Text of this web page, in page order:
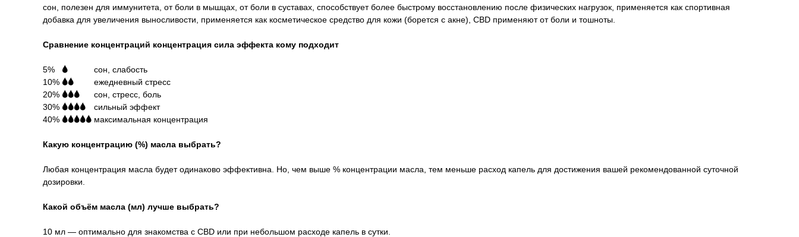
сон, полезен для иммунитета, от боли в мышцах, от боли в суставах, способствует более быстрому восстановлению после физических нагрузок, применяется как спортивная
добавка для увеличения выносливости, применяется как косметическое средство для кожи (борется с акне), CBD применяют от боли и тошноты.
Сравнение концентраций концентрация сила эффекта кому подходит
5% 🌢
сон, слабость
10% 🌢🌢
ежедневный стресс
20% 🌢🌢🌢
сон, стресс, боль
30% 🌢🌢🌢🌢
сильный эффект
40% 🌢🌢🌢🌢🌢 максимальная концентрация
Какую концентрацию (%) масла выбрать?
Любая концентрация масла будет одинаково эффективна. Но, чем выше % концентрации масла, тем меньше расход капель для достижения вашей рекомендованной суточной
дозировки.
Какой объём масла (мл) лучше выбрать?
10 мл — оптимально для знакомства с CBD или при небольшом расходе капель в сутки.